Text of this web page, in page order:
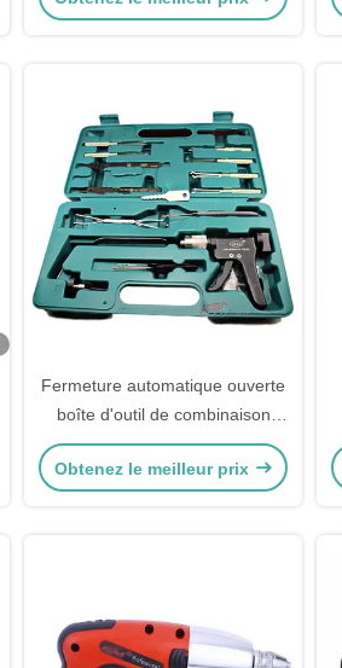
Fermeture automatique ouverte
boîte d'outil de combinaison
multifonction Fermeture de
voiture outils
Obtenez le meilleur prix